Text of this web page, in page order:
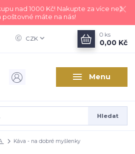
nad 1000 Kč! Nakupte za více než
poštovné máte na nás!
Menu
CZK
Hledat
0 ks
0,00 Kč
Káva - na dobré myšlenky